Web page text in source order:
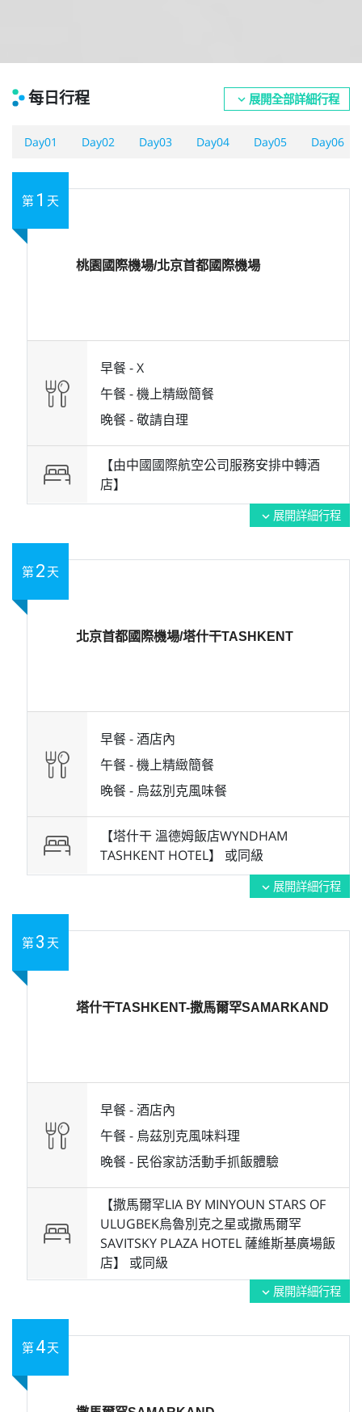
每日行程 expand_more 展開全部詳細行程
Day01 Day02 Day03 Day04 Day05 Day06
第 1 天
桃園國際機場/北京首都國際機場
早餐 -X
午餐 -機上精緻簡餐
晚餐 -敬請自理
【由中國國際航空公司服務安排中轉酒
店】
expand_more 展開詳細行程
第2 天
北京首都國際機場/塔什干TASHKENT
早餐 -酒店內
午餐 -機上精緻簡餐
晚餐 - 烏茲別克風味餐
【塔什干 溫德姆飯店WYNDHAM
TASHKENT HOTEL】 或同級
expand_more 展開詳細行程
第3 天
塔什干TASHKENT-撒馬爾罕SAMARKAND
早餐 -酒店內
午餐 - 烏茲別克風味料理
晚餐 - 民俗家訪活動手抓飯體驗
【撒馬爾罕LIA BY MINYOUN STARS OF
ULUGBEK烏魯別克之星或撒馬爾罕
SAVITSKY PLAZA HOTEL 薩維斯基廣場飯
店】 或同級
expand_more 展開詳細行程
第4天